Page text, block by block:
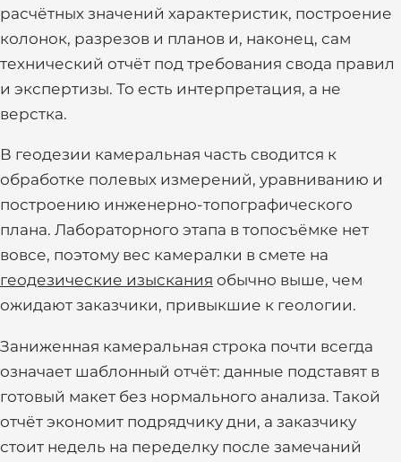
расчётных значений характеристик, построение
колонок, разрезов и планов и, наконец, сам
технический отчёт под требования свода правил
и экспертизы. То есть интерпретация, а не
верстка.
В геодезии камеральная часть сводится к
обработке полевых измерений, уравниванию и
построению инженерно-топографического
плана. Лабораторного этапа в топосъёмке нет
вовсе, поэтому вес камералки в смете на
геодезические изыскания обычно выше, чем
ожидают заказчики, привыкшие к геологии.
Заниженная камеральная строка почти всегда
означает шаблонный отчёт: данные подставят в
готовый макет без нормального анализа. Такой
отчёт экономит подрядчику дни, а заказчику
стоит недель на переделку после замечаний